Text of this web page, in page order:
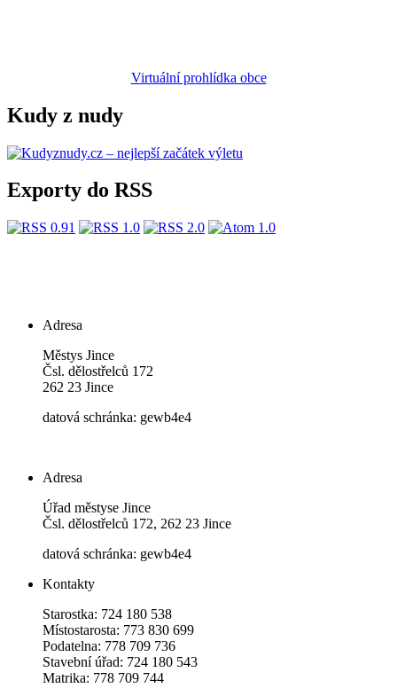
Virtuální prohlídka obce
Kudy z nudy
Exporty do RSS
Adresa
Městys Jince
Čsl. dělostřelců 172
262 23 Jince
datová schránka: gewb4e4
Adresa
Úřad městyse Jince
Čsl. dělostřelců 172, 262 23 Jince
datová schránka: gewb4e4
Kontakty
Starostka: 724 180 538
Místostarosta: 773 830 699
Podatelna: 778 709 736
Stavební úřad: 724 180 543
Matrika: 778 709 744